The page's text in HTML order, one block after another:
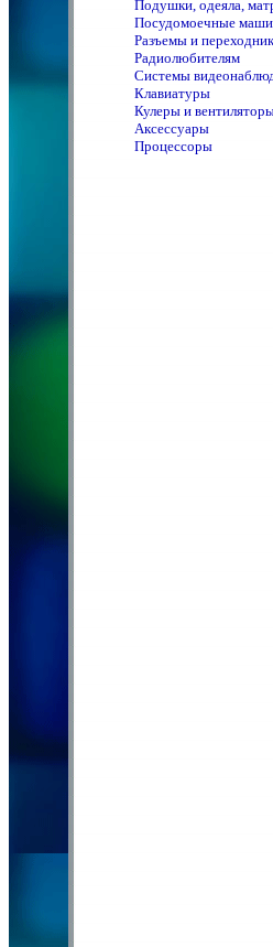
Подушки, одеяла,
Посудомоечные
Разъемы и
Радиолюбителям
Системы
Клавиатуры
Кулеры и
Аксессуары
Процессоры